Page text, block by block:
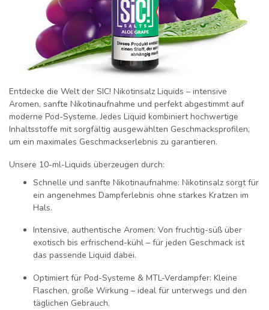
Entdecke die Welt der SIC! Nikotinsalz Liquids – intensive
Aromen, sanfte Nikotinaufnahme und perfekt abgestimmt auf
moderne Pod-Systeme. Jedes Liquid kombiniert hochwertige
Inhaltsstoffe mit sorgfältig ausgewählten Geschmacksprofilen,
um ein maximales Geschmackserlebnis zu garantieren.
Unsere 10-ml-Liquids überzeugen durch:
Schnelle und sanfte Nikotinaufnahme: Nikotinsalz sorgt für
ein angenehmes Dampferlebnis ohne starkes Kratzen im
Hals.
Intensive, authentische Aromen: Von fruchtig-süß über
exotisch bis erfrischend-kühl – für jeden Geschmack ist
das passende Liquid dabei.
Optimiert für Pod-Systeme & MTL-Verdampfer: Kleine
Flaschen, große Wirkung – ideal für unterwegs und den
täglichen Gebrauch.